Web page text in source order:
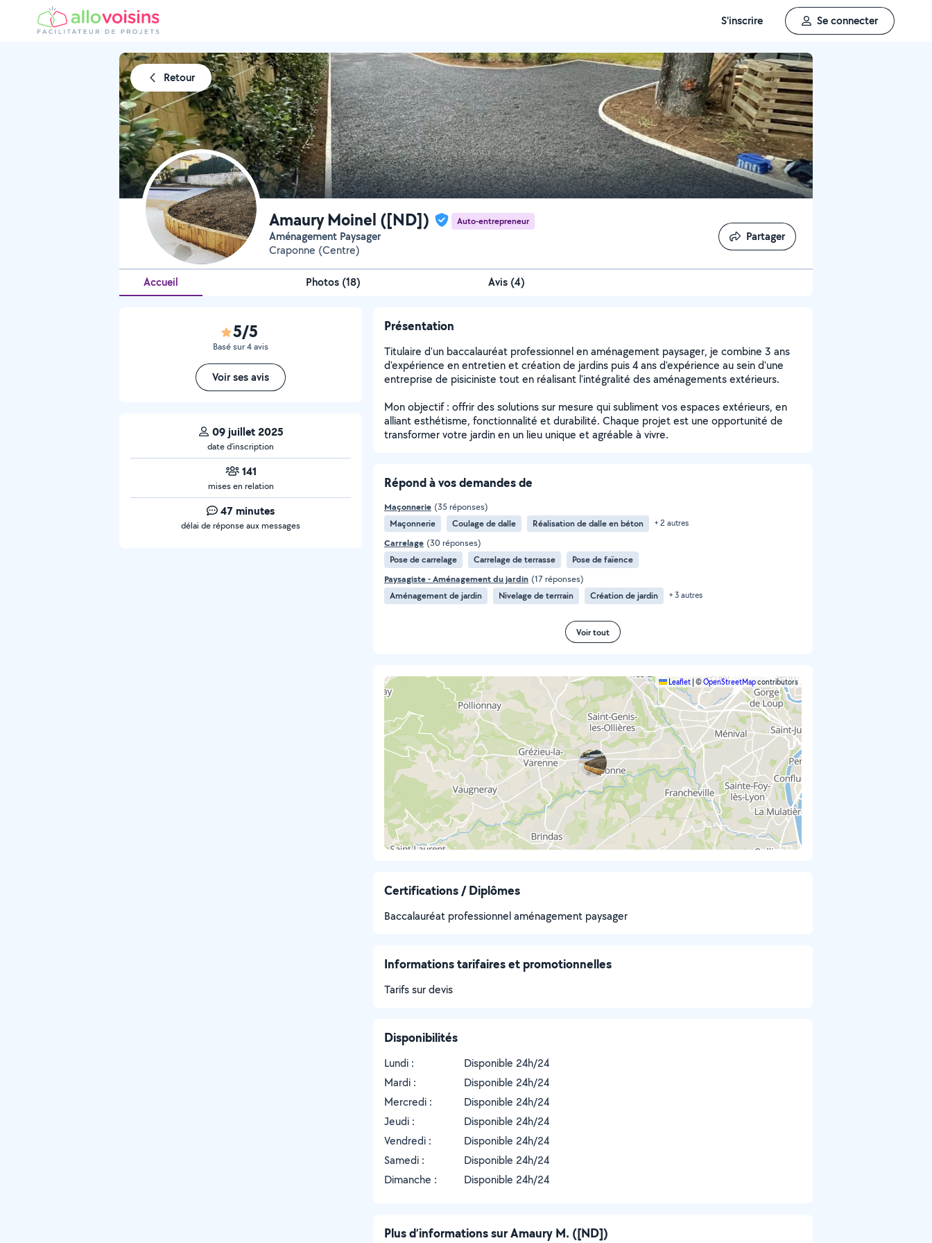
S'inscrire Se connecter
Retour
Amaury Moinel ([ND]) Auto-entrepreneur
Aménagement Paysager
Craponne (Centre)
Partager
Partager
Accueil Photos (18) Avis (4)
5/5
Basé sur 4 avis
Voir ses avis
09 juillet 2025
date d’inscription
141
mises en relation
47 minutes
délai de réponse aux messages
Présentation
Titulaire d'un baccalauréat professionnel en aménagement paysager, je combine 3 ans
d'expérience en entretien et création de jardins puis 4 ans d'expérience au sein d'une
entreprise de pisiciniste tout en réalisant l'intégralité des aménagements extérieurs.
Mon objectif : offrir des solutions sur mesure qui subliment vos espaces extérieurs, en
alliant esthétisme, fonctionnalité et durabilité. Chaque projet est une opportunité de
transformer votre jardin en un lieu unique et agréable à vivre.
Répond à vos demandes de
Maçonnerie (35 réponses)
Maçonnerie
Coulage de dalle Réalisation de dalle en béton + 2 autres
Carrelage (30 réponses)
Pose de carrelage
Carrelage de terrasse
Pose de faïence
Paysagiste - Aménagement du jardin (17 réponses)
Aménagement de jardin
Nivelage de terrrain Création de jardin + 3 autres
Voir tout
Leaflet ©OpenStreetMapcontributors
Certifications / Diplômes
Baccalauréat professionnel aménagement paysager
Informations tarifaires et promotionnelles
Tarifs sur devis
Disponibilités
Lundi :
Disponible 24h/24
Mardi :
Disponible 24h/24
Mercredi :
Disponible 24h/24
Jeudi :
Disponible 24h/24
Vendredi :
Disponible 24h/24
Samedi :
Disponible 24h/24
Dimanche :
Disponible 24h/24
Plus d’informations sur Amaury M. ([ND])